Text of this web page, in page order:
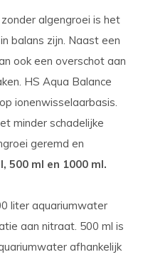
algengroei is het
balans zijn. Naast een
ook een overschot aan
HS Aqua Balance
ionenwisselaarbasis.
minder schadelijke
geremd en
500 ml en 1000 ml.
liter aquariumwater
aan nitraat. 500 ml is
afhankelijk